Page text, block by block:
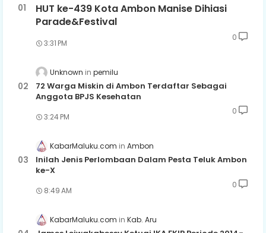
HUT ke-439 Kota Ambon Manise Dihiasi
Parade&Festival
3:31 PM
0
Unknown pemilu
72 Warga Miskin di Ambon Terdaftar Sebagai
Anggota BPJS Kesehatan
3:24 PM
0
KabarMaluku.com Ambon
Inilah Jenis Perlombaan Dalam Pesta Teluk Ambon
ke-X
8:49 AM
0
KabarMaluku.com Kab. Aru